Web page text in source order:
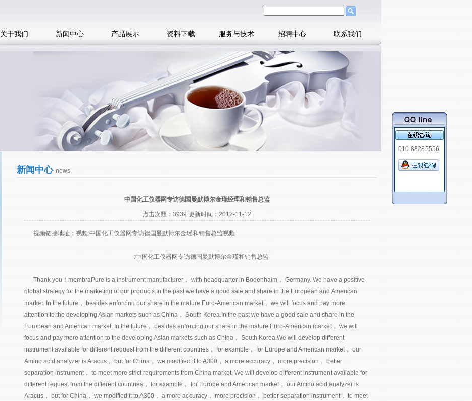
关于我们 新闻中心 产品展示 资料下载 服务与技术 招聘中心 联系我们
新闻中心 news
中国化工仪器网专访德国曼默博尔金瑾经理和销售总监
点击次数：3939 更新时间：2012-11-12
视频链接地址：视频:中国化工仪器网专访德国曼默博尔金瑾和销售总监视频
:中国化工仪器网专访德国曼默博尔金瑾和销售总监
Thank you！membraPure is a instrument manufacturer， with headquarter in Bodenhaim， Germany. We have a positive
global strategy for the marketing of our products.In the past we have a good sale and share in the European and American
market. In the future， besides enforcing our share in the mature Euro-American market， we will focus and pay more
attention to the developing Asian markets such as China， South Korea.In the past we have a good sale and share in the
European and American market. In the future， besides enforcing our share in the mature Euro-American market， we will
focus and pay more attention to the developing Asian markets such as China， South Korea.We will develop different
instrument available for different request from the different countries， for example， for Europe and American market， our
Amino acid analyzer is Aracus， but for China， we modified it to A300， a more accuracy， more precision， better
separation instrument， to meet more strict requirements from China market. We will develop different instrument available for
different request from the different countries， for example， for Europe and American market， our Amino acid analyzer is
Aracus， but for China， we modified it to A300， a more accuracy， more precision， better separation instrument， to meet
010-88285556